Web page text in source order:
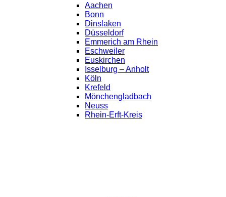
Aachen
Bonn
Dinslaken
Düsseldorf
Emmerich am Rhein
Eschweiler
Euskirchen
Isselburg – Anholt
Köln
Krefeld
Mönchengladbach
Neuss
Rhein-Erft-Kreis